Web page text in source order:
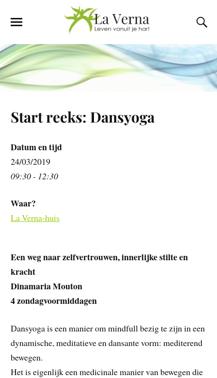
Start reeks: Dansyoga
Datum en tijd
24/03/2019
09:30 - 12:30
Waar?
La Verna-huis
Een weg naar zelfvertrouwen, innerlijke stilte en
kracht
Dinamaria Mouton
4 zondagvoormiddagen
Dansyoga is een manier om mindfull bezig te zijn in een
dynamische, meditatieve en dansante vorm: mediterend
bewegen.
Het is eigenlijk een medicinale manier van bewegen die